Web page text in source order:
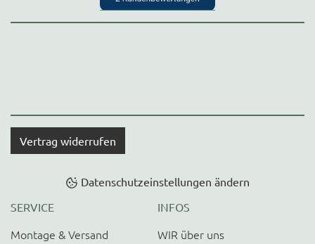
Vertrag widerrufen
Datenschutzeinstellungen ändern
SERVICE
Montage & Versand
INFOS
WIR über uns